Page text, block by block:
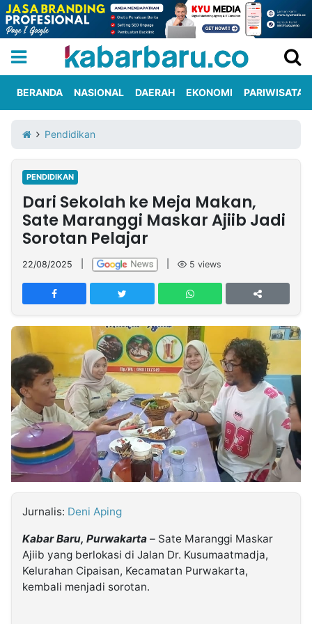
Iklan
Berita
Kami
Nasional
International
Olahraga
Entertainment
Daerah
Pariwisata
Kuliner
Kolom
Network
PT
TREETAN
INDONESIA
Partner
Insight
NTB
Suara
Time
Lens
IDN
Daily
Jogja
Jalan
Rakyat
Idealita
News
Kita
Notice
Dinamikapost.com
Radar
Baru
Seedbacklink
Follow
Kabarbaru
BERANDA NASIONAL DAERAH EKONOMI PARIWISATA
Pendidikan
PENDIDIKAN
Dari Sekolah ke Meja Makan,
Sate Maranggi Maskar Ajiib Jadi
Sorotan Pelajar
22/08/2025 5 views
Jurnalis: Deni Aping
Kabar Baru, Purwakarta – Sate Maranggi Maskar
Ajiib yang berlokasi di Jalan Dr. Kusumaatmadja,
Kelurahan Cipaisan, Kecamatan Purwakarta,
kembali menjadi sorotan.